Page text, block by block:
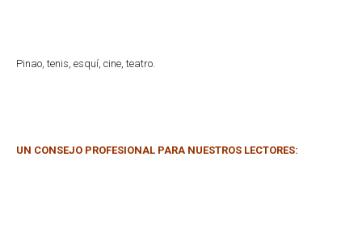
Pinao, tenis, esquí, cine, teatro.
UN CONSEJO PROFESIONAL PARA NUESTROS LECTORES: